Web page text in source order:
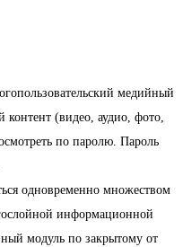
медийный
(видео, аудио, фото,
по паролю. Пароль
одновременно множеством
информационной
модуль по закрытому от